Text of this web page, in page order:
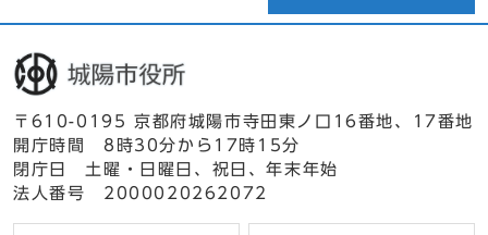
〒610-0195 京都府城陽市寺田東ノ口16番地、17番地
開庁時間 8時30分から17時15分
閉庁日 土曜・日曜日、祝日、年末年始
法人番号 2000020262072